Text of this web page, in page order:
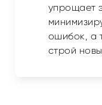
упрощает
ошибок, а
строй